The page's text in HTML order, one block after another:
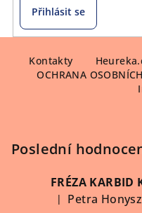
Přihlásit se
Kontakty
OCHRANA
Poslední
Hodnocení
|
Petra